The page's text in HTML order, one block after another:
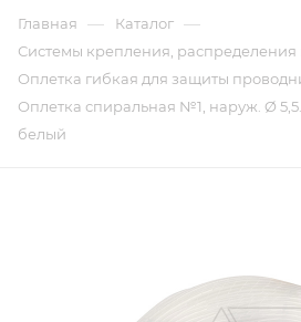
Главная — Каталог —
Системы крепления,
Оплетка гибкая для защиты
Оплетка спиральная №1, наруж. Ø
белый